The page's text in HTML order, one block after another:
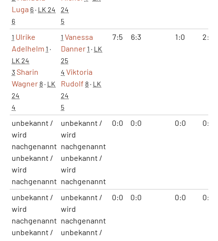
Luga 6· LK 24
6
24
5
1 Ulrike
Adelhelm 1 ·
LK 24
3Sharin
Wagner8· LK
24
4
1 Vanessa
Danner1 · LK
25
4 Viktoria
Rudolf 8· LK
24
5
7:5 6:3 1:0 2:0
unbekannt /
wird
nachgenannt
unbekannt /
wird
nachgenannt
unbekannt /
wird
nachgenannt
unbekannt /
wird
nachgenannt
0:0 0:0 0:0 0:0
unbekannt /
wird
nachgenannt
unbekannt /
unbekannt /
wird
nachgenannt
unbekannt /
0:0 0:0 0:0 0:0